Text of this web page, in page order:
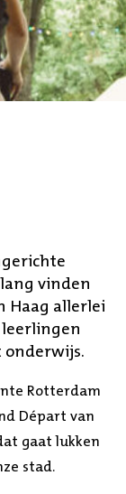
vinden
Haag allerlei
onderwijs.
Rotterdam
Départ van
gaat lukken
stad.